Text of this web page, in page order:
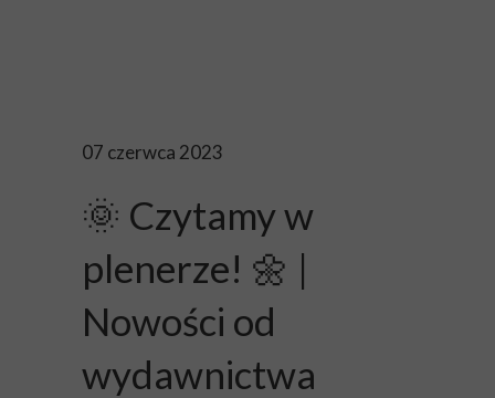
07 czerwca 2023
🌞 Czytamy w
plenerze! 🌼 |
Nowości od
wydawnictwa